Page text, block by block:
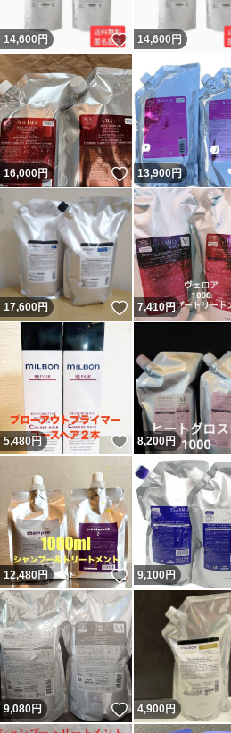
14,600 円 いいね！
14,600 円
16,000円 いいね！
13,900円
17,600円 いいね！
7,410円
5,480円 いいね！
8,200円
12,480円 いいね！
9,100円
9,080円 いいね！
4,900円